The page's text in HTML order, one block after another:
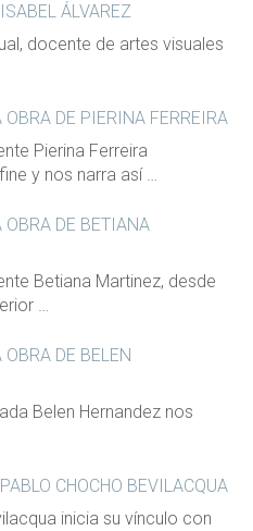
ÁLVAREZ
docente de artes visuales
OBRA DE PIERINA FERREIRA
Pierina Ferreira
y nos narra así …
OBRA DE BETIANA
Betiana Martinez, desde
…
DE BELEN
Belen Hernandez nos
CHOCHO BEVILACQUA
inicia su vínculo con